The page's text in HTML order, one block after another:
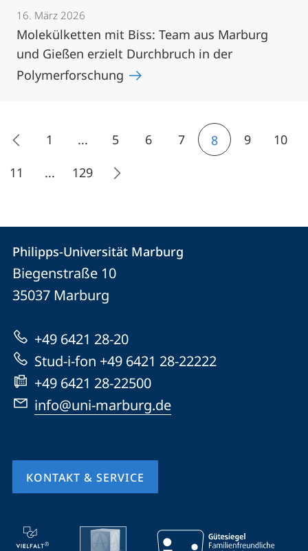
16. März 2026
Molekülketten mit Biss: Team aus Marburg
und Gießen erzielt Durchbruch in der
Polymerforschung
1 ... 5 6 7 8 9
10
11
... 129
Kontakt
und
Informationen
zur
Website
Kontaktinformationen
Philipps-
Universität
Marburg
Philipps-Universität Marburg
Biegenstraße 10
35037 Marburg
+49 6421 28-20
Stud-i-fon +49 6421 28-22222
+49 6421 28-22500
info@uni-marburg.de
KONTAKT & SERVICE
Mobile-